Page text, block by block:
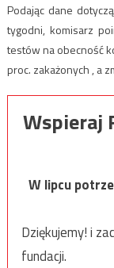
Podając dane
tygodni, komisarz
testów na obecność
proc. zakażonych , a
Wspieraj
W lipcu
Dziękujemy! i
fundacji.